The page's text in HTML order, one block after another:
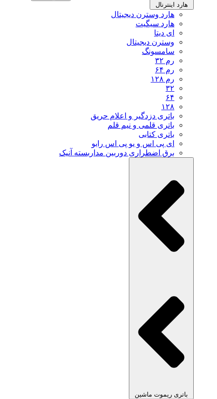
هارد اینترنال
هارد وسترن دیجیتال
هارد سیگیت
ای دیتا
وسترن دیجیتال
سامسونگ
رم ۳۲
رم ۶۴
رم ۱۲۸
۳۲
۶۴
۱۲۸
باتری دزدگیر و اعلام حریق
باتری قلمی و نیم قلم
باتری کتابی
ای پی اس و یو پی اس رابو
برق اضطراری دوربین مداربسته آنیک
باتری ریموت ماشین